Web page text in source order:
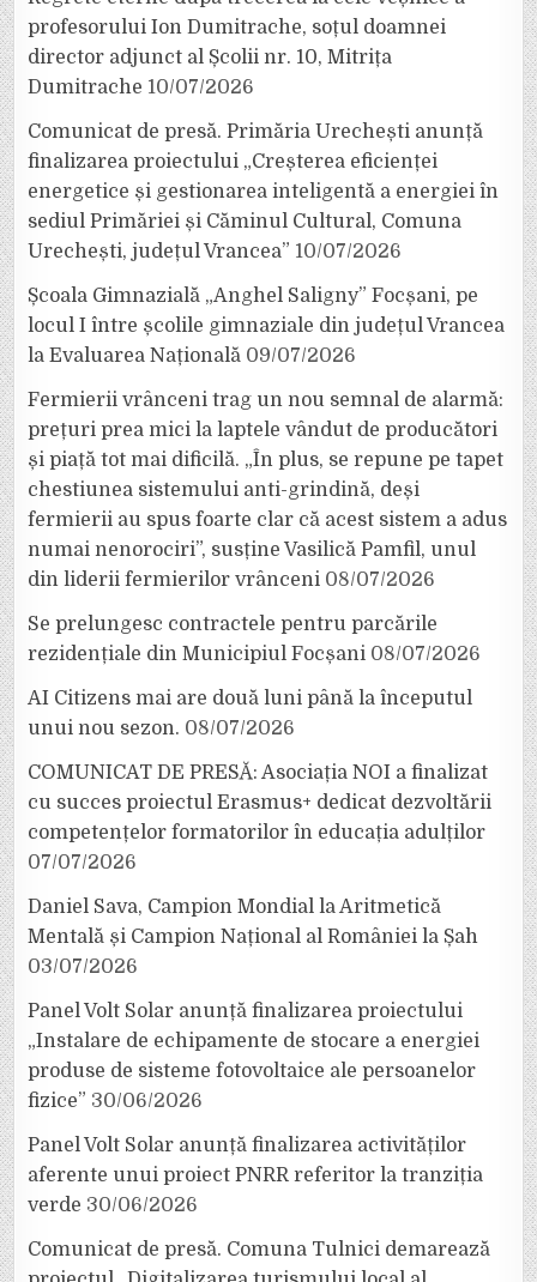
profesorului Ion Dumitrache, soțul doamnei
director adjunct al Școlii nr. 10, Mitrița
Dumitrache 10/07/2026
Comunicat de presă. Primăria Urechești anunță
finalizarea proiectului „Creșterea eficienței
energetice și gestionarea inteligentă a energiei în
sediul Primăriei și Căminul Cultural, Comuna
Urechești, județul Vrancea” 10/07/2026
Școala Gimnazială „Anghel Saligny” Focșani, pe
locul I între școlile gimnaziale din județul Vrancea
la Evaluarea Națională 09/07/2026
Fermierii vrânceni trag un nou semnal de alarmă:
prețuri prea mici la laptele vândut de producători
și piață tot mai dificilă. „În plus, se repune pe tapet
chestiunea sistemului anti-grindină, deși
fermierii au spus foarte clar că acest sistem a adus
numai nenorociri”, susține Vasilică Pamfil, unul
din liderii fermierilor vrânceni 08/07/2026
Se prelungesc contractele pentru parcările
rezidențiale din Municipiul Focșani 08/07/2026
AI Citizens mai are două luni până la începutul
unui nou sezon. 08/07/2026
COMUNICAT DE PRESĂ: Asociația NOI a finalizat
cu succes proiectul Erasmus+ dedicat dezvoltării
competențelor formatorilor în educația adulților
07/07/2026
Daniel Sava, Campion Mondial la Aritmetică
Mentală și Campion Național al României la Șah
03/07/2026
Panel Volt Solar anunță finalizarea proiectului
„Instalare de echipamente de stocare a energiei
produse de sisteme fotovoltaice ale persoanelor
fizice” 30/06/2026
Panel Volt Solar anunță finalizarea activităților
aferente unui proiect PNRR referitor la tranziția
verde 30/06/2026
Comunicat de presă. Comuna Tulnici demarează